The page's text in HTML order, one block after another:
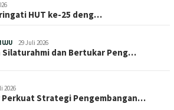
HUT ke-25 deng…
29 Juli 2026
Silaturahmi dan Bertukar Peng…
2026
Perkuat Strategi Pengembangan…